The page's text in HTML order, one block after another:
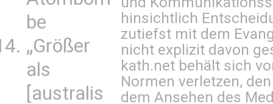
be
„Größer
als
[australis
hinsichtlich
zutiefst mit dem
nicht explizit davon
kath.net behält sich
Normen verletzen,
dem Ansehen des